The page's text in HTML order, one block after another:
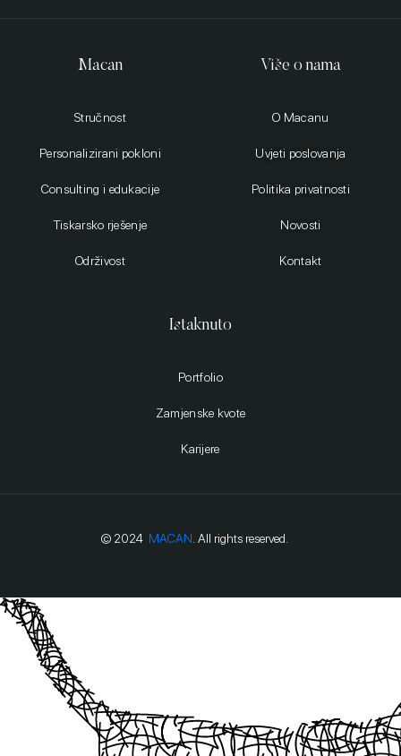
Macan
Stručnost
Personalizirani pokloni
Consulting i edukacije
Tiskarsko rješenje
Održivost
Više o nama
O Macanu
Uvjeti poslovanja
Politika privatnosti
Novosti
Kontakt
Istaknuto
Portfolio
Zamjenske kvote
Karijere
© 2024 MACAN . All rights reserved.